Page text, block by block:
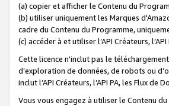
(a) copier et afficher le Contenu du
(b) utiliser uniquement les Marques
cadre du Contenu du Programme,
(c) accéder à et utiliser l’API Créateurs,
Cette licence n'inclut pas le
d’exploration de données, de robots ou
inclut l’API Créateurs, l’API PA, les Flux
Vous vous engagez à utiliser le Contenu